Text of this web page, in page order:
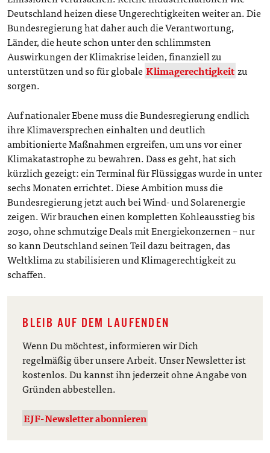
Deutschland heizen diese Ungerechtigkeiten weiter an. Die
Bundesregierung hat daher auch die Verantwortung,
Länder, die heute schon unter den schlimmsten
Auswirkungen der Klimakrise leiden, finanziell zu
unterstützen und so für globale Klimagerechtigkeitzu
sorgen.
Auf nationaler Ebene muss die Bundesregierung endlich
ihre Klimaversprechen einhalten und deutlich
ambitionierte Maßnahmen ergreifen, um uns vor einer
Klimakatastrophe zu bewahren. Dass es geht, hat sich
kürzlich gezeigt: ein Terminal für Flüssiggas wurde in unter
sechs Monaten errichtet. Diese Ambition muss die
Bundesregierung jetzt auch bei Wind- und Solarenergie
zeigen. Wir brauchen einen kompletten Kohleausstieg bis
2030, ohne schmutzige Deals mit Energiekonzernen – nur
so kann Deutschland seinen Teil dazu beitragen, das
Weltklima zu stabilisieren und Klimagerechtigkeit zu
schaffen.
BLEIB AUF DEM LAUFENDEN
Wenn Du möchtest, informieren wir Dich
regelmäßig über unsere Arbeit. Unser Newsletter ist
kostenlos. Du kannst ihn jederzeit ohne Angabe von
Gründen abbestellen.
EJF-Newsletter abonnieren